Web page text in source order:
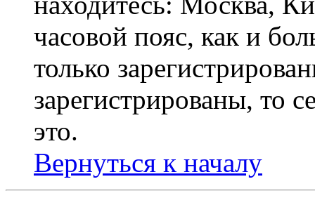
часовой пояс, как и
только
зарегистрированы, то
это.
Вернуться к началу